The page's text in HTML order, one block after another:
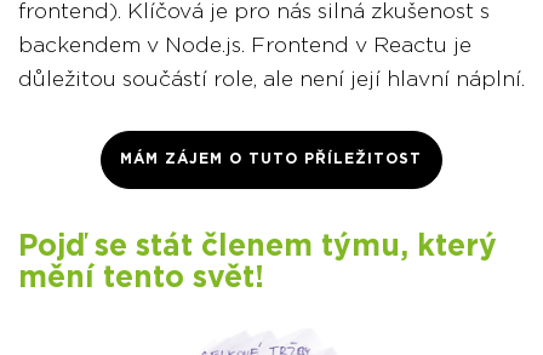
frontend). Klíčová je pro nás silná zkušenost s
backendem v Node.js. Frontend v Reactu je
důležitou součástí role, ale není její hlavní náplní.
MÁM ZÁJEM O TUTO PŘÍLEŽITOST
Pojď se stát členem týmu, který
mění tento svět!